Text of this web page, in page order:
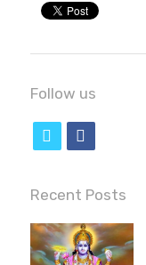
Follow us
i
t
t
c
e
b
Recent Posts